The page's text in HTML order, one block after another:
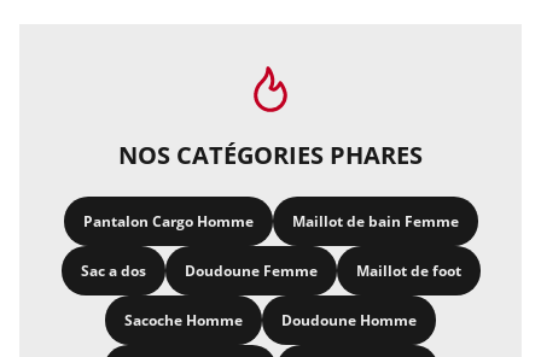
NOS CATÉGORIES PHARES
Pantalon Cargo Homme Maillot de bain Femme
Sac a dos Doudoune Femme Maillot de foot
Sacoche Homme Doudoune Homme